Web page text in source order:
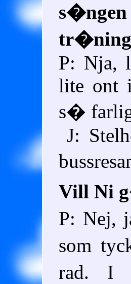
s�ngen
P: Nja,
lite ont
s�
J:
Vill Ni
P: Nej,
som
rad. I